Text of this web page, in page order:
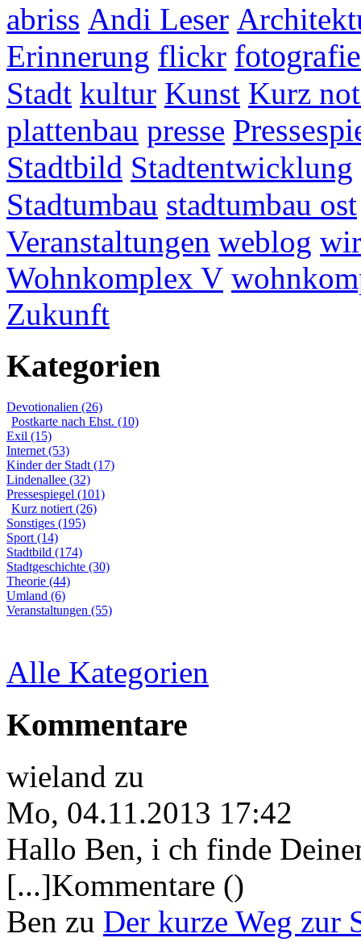
abriss Andi Leser
Erinnerung flickr fotografie
Stadt kultur Kunst Kurz
plattenbau presse
Stadtbild Stadtentwicklung
Stadtumbau stadtumbau ost
Veranstaltungen weblog
Wohnkomplex V
Zukunft
Kategorien
Devotionalien (26)
Postkarte nach Ehst. (10)
Exil (15)
Internet (53)
Kinder der Stadt (17)
Lindenallee (32)
Pressespiegel (101)
Kurz notiert (26)
Sonstiges (195)
Sport (14)
Stadtbild (174)
Stadtgeschichte (30)
Theorie (44)
Umland (6)
Veranstaltungen (55)
Alle Kategorien
Kommentare
wieland zu
Mo, 04.11.2013 17:42
Hallo Ben, i ch finde
[...]Kommentare ()
Ben zu Der kurze Weg zur